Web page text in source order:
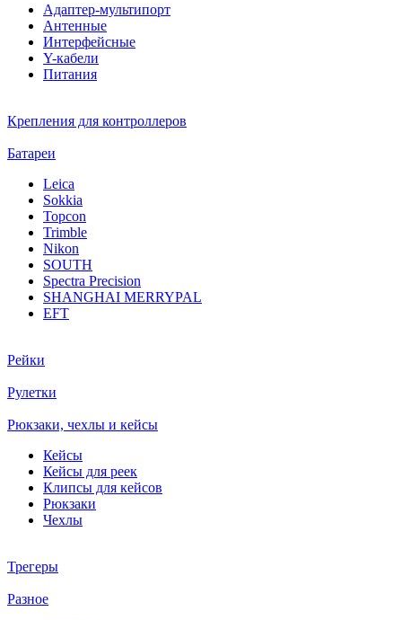
Адаптер-мультипорт
Антенные
Интерфейсные
Y-кабели
Питания
Крепления для контроллеров
Батареи
Leica
Sokkia
Topcon
Trimble
Nikon
SOUTH
Spectra Precision
SHANGHAI MERRYPAL
EFT
Рейки
Рулетки
Рюкзаки, чехлы и кейсы
Кейсы
Кейсы для реек
Клипсы для кейсов
Рюкзаки
Чехлы
Трегеры
Разное